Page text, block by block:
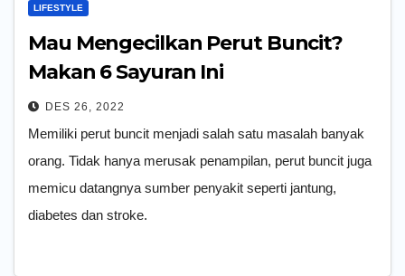
LIFESTYLE
Mau Mengecilkan Perut Buncit?
Makan 6 Sayuran Ini
DES 26, 2022
Memiliki perut buncit menjadi salah satu masalah banyak
orang. Tidak hanya merusak penampilan, perut buncit juga
memicu datangnya sumber penyakit seperti jantung,
diabetes dan stroke.